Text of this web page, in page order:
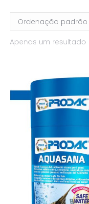
Apenas um resultado